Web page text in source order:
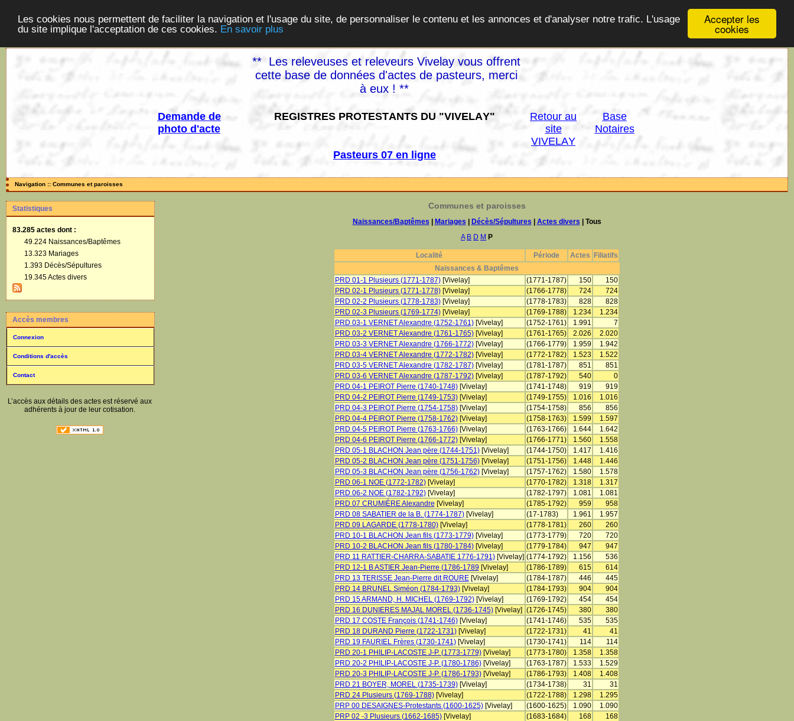
Accepter les
cookies
Les cookies nous permettent de faciliter la navigation et l'usage du site, de personnaliser le contenu et les annonces et d'analyser notre trafic. L'usage
du site implique l'acceptation de ces cookies. En savoir plus
** Les releveuses et releveurs Vivelay vous offrent
cette base de données d'actes de pasteurs, merci
à eux ! **
Demande de
photo d'acte
REGISTRES PROTESTANTS DU "VIVELAY"
Retour au
site
VIVELAY
Base
Notaires
Pasteurs 07 en ligne
Navigation :: Communes et paroisses
Statistiques
83.285 actes dont :
49.224 Naissances/Baptêmes
13.323 Mariages
1.393 Décès/Sépultures
19.345 Actes divers
Accès membres
Connexion
Conditions d'accès
Contact
L’accès aux détails des actes est réservé aux
adhérents à jour de leur cotisation.
Communes et paroisses
Naissances/Baptêmes Mariages Décès/Sépultures Actes divers | Tous
A B D M P
Localité Période Actes
Filiatifs
Naissances & Baptêmes
PRD 01-1 Plusieurs (1771-1787)[Vivelay] (1771-1787) 150
150
PRD 02-1 Plusieurs (1771-1778)[Vivelay] (1766-1778) 724
724
PRD 02-2 Plusieurs (1778-1783)[Vivelay] (1778-1783) 828
828
PRD 02-3 Plusieurs (1769-1774)[Vivelay] (1769-1788) 1.234
1.234
PRD 03-1 VERNET Alexandre (1752-1761)[Vivelay] (1752-1761) 1.991
7
PRD 03-2 VERNET Alexandre (1761-1765)[Vivelay] (1761-1765) 2.026
2.020
PRD 03-3 VERNET Alexandre (1766-1772)[Vivelay] (1766-1779) 1.959
1.942
PRD 03-4 VERNET Alexandre (1772-1782)[Vivelay] (1772-1782) 1.523
1.522
PRD 03-5 VERNET Alexandre (1782-1787)[Vivelay] (1781-1787) 851
851
PRD 03-6 VERNET Alexandre (1787-1792)[Vivelay] (1787-1792) 540
0
PRD 04-1 PEIROT Pierre (1740-1748)[Vivelay] (1741-1748) 919
919
PRD 04-2 PEIROT Pierre (1749-1753)[Vivelay] (1749-1755) 1.016
1.016
PRD 04-3 PEIROT Pierre (1754-1758)[Vivelay] (1754-1758) 856
856
PRD 04-4 PEIROT Pierre (1758-1762)[Vivelay] (1758-1763) 1.599
1.597
PRD 04-5 PEIROT Pierre (1763-1766)[Vivelay] (1763-1766) 1.644
1.642
PRD 04-6 PEIROT Pierre (1766-1772)[Vivelay] (1766-1771) 1.560
1.558
PRD 05-1 BLACHON Jean père (1744-1751)[Vivelay] (1744-1750) 1.417
1.416
PRD 05-2 BLACHON Jean père (1751-1756)[Vivelay] (1751-1756) 1.448
1.446
PRD 05-3 BLACHON Jean père (1756-1762)[Vivelay] (1757-1762) 1.580
1.578
PRD 06-1 NOE (1772-1782)[Vivelay] (1770-1782) 1.318
1.317
PRD 06-2 NOE (1782-1792)[Vivelay] (1782-1797) 1.081
1.081
PRD 07 CRUMIÈRE Alexandre [Vivelay] (1785-1792) 959
958
PRD 08 SABATIER de la B. (1774-1787)[Vivelay] (17-1783) 1.961
1.957
PRD 09 LAGARDE (1778-1780)[Vivelay] (1778-1781) 260
260
PRD 10-1 BLACHON Jean fils (1773-1779)[Vivelay] (1773-1779) 720
720
PRD 10-2 BLACHON Jean fils (1780-1784)[Vivelay] (1779-1784) 947
947
PRD 11 RATTIER-CHARRA-SABATIE 1776-1791)[Vivelay] (1774-1792) 1.156
536
PRD 12-1 B ASTIER Jean-Pierre (1786-1789[Vivelay] (1786-1789) 615
614
PRD 13 TERISSE Jean-Pierre dit ROURE[Vivelay] (1784-1787) 446
445
PRD 14 BRUNEL Siméon (1784-1793)[Vivelay] (1784-1793) 904
904
PRD 15 ARMAND, H. MICHEL (1769-1792)[Vivelay] (1769-1792) 454
454
PRD 16 DUNIERES MAJAL MOREL (1736-1745)[Vivelay] (1726-1745) 380
380
PRD 17 COSTE François (1741-1746)[Vivelay] (1741-1746) 535
535
PRD 18 DURAND Pierre (1722-1731)[Vivelay] (1722-1731) 41
41
PRD 19 FAURIEL Frères (1730-1741)[Vivelay] (1730-1741) 114
114
PRD 20-1 PHILIP-LACOSTE J-P. (1773-1779)[Vivelay] (1773-1780) 1.358
1.358
PRD 20-2 PHILIP-LACOSTE J-P. (1780-1786)[Vivelay] (1763-1787) 1.533
1.529
PRD 20-3 PHILIP-LACOSTE J-P. (1786-1793)[Vivelay] (1786-1793) 1.408
1.408
PRD 21 BOYER, MOREL (1735-1739)[Vivelay] (1734-1738) 31
31
PRD 24 Plusieurs (1769-1788)[Vivelay] (1722-1788) 1.298
1.295
PRP 00 DESAIGNES-Protestants (1600-1625)[Vivelay] (1600-1625) 1.090
1.090
PRP 02 -3 Plusieurs (1662-1685)[Vivelay] (1683-1684) 168
168